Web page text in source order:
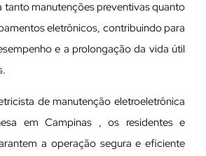
tanto manutenções preventivas quanto
eletrônicos, contribuindo para
e a prolongação da vida útil
de manutenção eletroeletrônica
em Campinas , os residentes e
a operação segura e eficiente